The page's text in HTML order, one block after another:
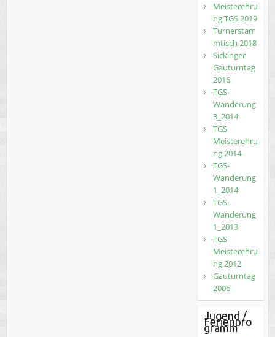
Meisterehru
ng TGS 2019
Turnerstam
mtisch 2018
Sickinger
Gauturntag
2016
TGS-
Wanderung
3_2014
TGS
Meisterehru
ng 2014
TGS-
Wanderung
1_2014
TGS-
Wanderung
1_2013
TGS
Meisterehru
ng 2012
Gauturntag
2006
Jugend /
Ferienpro
gramm